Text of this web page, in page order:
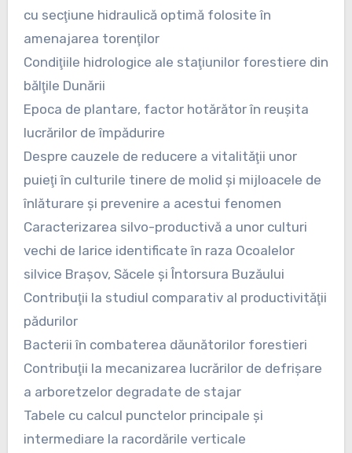
cu secţiune hidraulică optimă folosite în
amenajarea torenţilor
Condiţiile hidrologice ale staţiunilor forestiere din
bălţile Dunării
Epoca de plantare, factor hotărător în reuşita
lucrărilor de împădurire
Despre cauzele de reducere a vitalităţii unor
puieţi în culturile tinere de molid şi mijloacele de
înlăturare şi prevenire a acestui fenomen
Caracterizarea silvo-productivă a unor culturi
vechi de larice identificate în raza Ocoalelor
silvice Braşov, Săcele şi Întorsura Buzăului
Contribuţii la studiul comparativ al productivităţii
pădurilor
Bacterii în combaterea dăunătorilor forestieri
Contribuţii la mecanizarea lucrărilor de defrişare
a arboretzelor degradate de stajar
Tabele cu calcul punctelor principale şi
intermediare la racordările verticale